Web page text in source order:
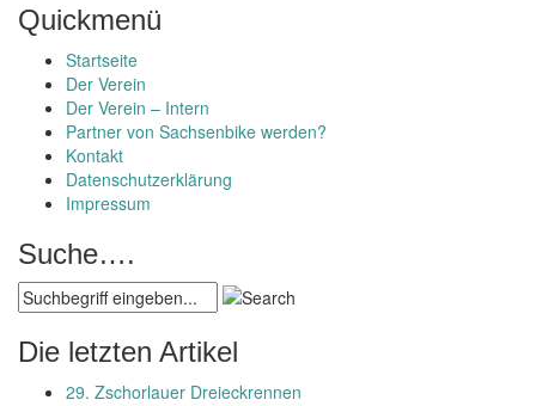
Quickmenü
Startseite
Der Verein
Der Verein – Intern
Partner von Sachsenbike werden?
Kontakt
Datenschutzerklärung
Impressum
Suche….
Die letzten Artikel
29. Zschorlauer Dreieckrennen